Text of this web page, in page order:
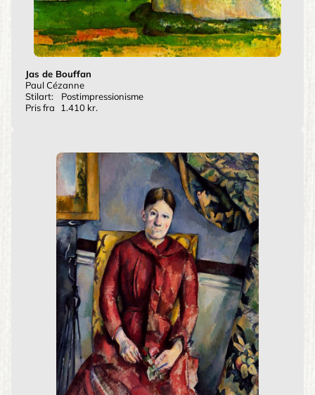
Jas de Bouffan
Paul Cézanne
Stilart:
Postimpressionisme
Pris fra
1.410 kr.